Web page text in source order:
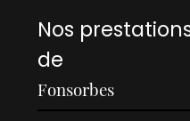
Nos
de
Fonsorbes